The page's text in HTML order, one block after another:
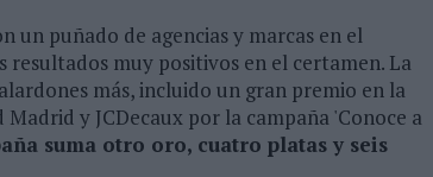
un puñado de agencias y marcas en el
resultados muy positivos en el certamen. La
más, incluido un gran premio en la
y JCDecaux por la campaña 'Conoce a
suma otro oro, cuatro platas y seis